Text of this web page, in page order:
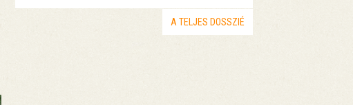
A TELJES DOSSZIÉ